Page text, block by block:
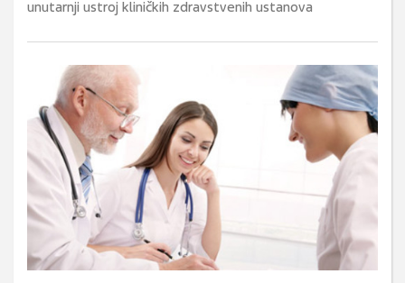
unutarnji ustroj kliničkih zdravstvenih ustanova